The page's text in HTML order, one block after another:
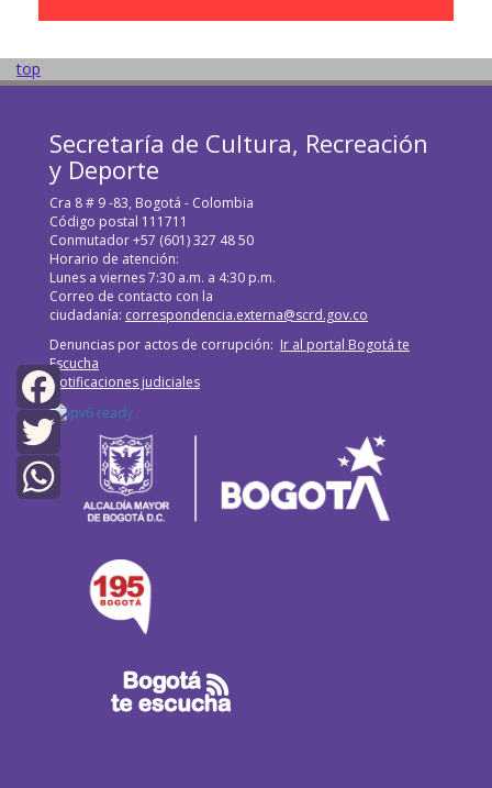
Facebook
Twitter
WhatsApp
top
Secretaría de Cultura, Recreación
y Deporte
Cra 8 # 9 -83, Bogotá - Colombia
Código postal 111711
Conmutador +57 (601) 327 48 50
Horario de atención:
Lunes a viernes 7:30 a.m. a 4:30 p.m.
Correo de contacto con la
ciudadanía: correspondencia.externa@scrd.gov.co
Denuncias por actos de corrupción: Ir al portal Bogotá te
Escucha
Notificaciones judiciales